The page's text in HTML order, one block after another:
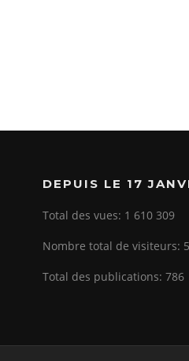
DEPUIS LE 17
Total des vues: 1 610 309
Nombre total de visiteurs:
Total des publications: 786